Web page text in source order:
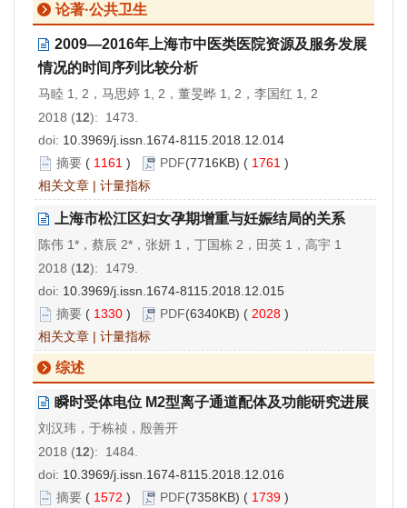
论著·公共卫生
2009—2016年上海市中医类医院资源及服务发展
情况的时间序列比较分析
马睦 1, 2，马思婷 1, 2，董旻晔 1, 2，李国红 1, 2
2018 (12): 1473.
doi: 10.3969/j.issn.1674-8115.2018.12.014
摘要 ( 1161 ) PDF(7716KB) ( 1761 )
相关文章 | 计量指标
上海市松江区妇女孕期增重与妊娠结局的关系
陈伟 1*，蔡辰 2*，张妍 1，丁国栋 2，田英 1，高宇 1
2018 (12): 1479.
doi: 10.3969/j.issn.1674-8115.2018.12.015
摘要 ( 1330 ) PDF(6340KB) ( 2028 )
相关文章 | 计量指标
综述
瞬时受体电位 M2型离子通道配体及功能研究进展
刘汉玮，于栋祯，殷善开
2018 (12): 1484.
doi: 10.3969/j.issn.1674-8115.2018.12.016
摘要 ( 1572 ) PDF(7358KB) ( 1739 )